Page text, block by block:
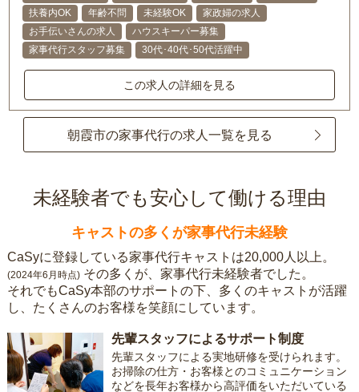
扶養内OK
年齢不問 未経験OK
家政婦の求人
お手伝いさんの求人
ハウスキーパー募集
家事代行スタッフ募集
30代･40代･50代活躍中
この求人の詳細を見る
朝霞市の家事代行の求人一覧を見る
未経験者でも安心して働ける理由
キャストの多くが家事代行未経験
CaSyに登録している家事代行キャストは20,000人以上。
(2024年6月時点) その多くが、家事代行未経験者でした。
それでもCaSy本部のサポートの下、多くのキャストが活躍
し、たくさんのお客様を笑顔にしています。
先輩スタッフによるサポート制度
先輩スタッフによる実地研修を受けられます。
お掃除の仕方・お客様とのコミュニケーション
などを長年お客様から高評価をいただいている